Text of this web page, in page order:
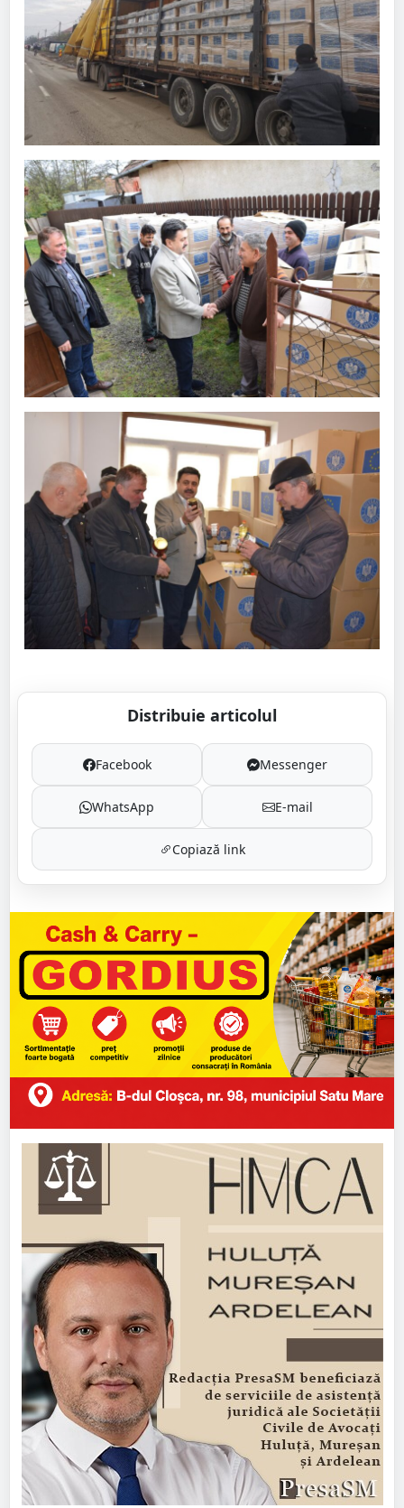
Distribuie articolul
Facebook Messenger
WhatsApp E-mail
Copiază link